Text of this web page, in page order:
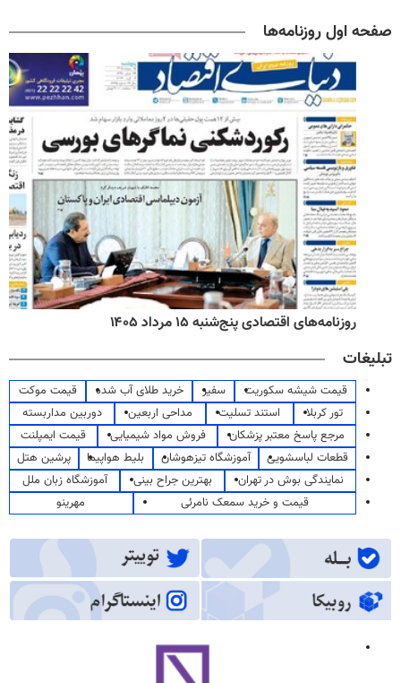
صفحه اول روزنامه‌ها
روزنامه‌های اقتصادی پنج‌شنبه ۱۵ مرداد ۱۴۰۵
تبلیغات
قیمت شیشه سکوریت سفیر خرید طلای آب شده
قیمت موکت
تور کربلا
استند تسلیت مداحی اربعین
دوربین مداربسته
مرجع پاسخ معتبر پزشکان
فروش مواد شیمیایی
قیمت ایمپلنت
قطعات لباسشویی
آموزشگاه تیزهوشان بلیط هواپیما
پرشین هتل
نمایندگی بوش در تهران
بهترین جراح بینی
آموزشگاه زبان ملل
قیمت و خرید سمعک نامرئی
مهرینو